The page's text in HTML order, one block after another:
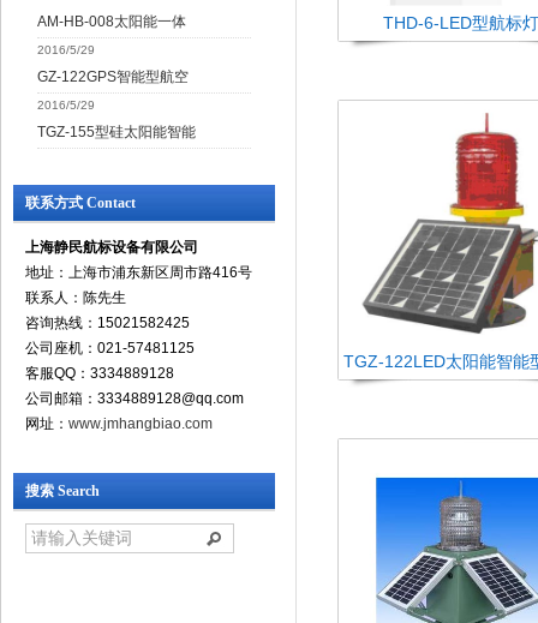
AM-HB-008太阳能一体
2016/5/29
GZ-122GPS智能型航空
2016/5/29
TGZ-155型硅太阳能智能
联系方式 Contact
上海静民航标设备有限公司
地址：上海市浦东新区周市路416号
联系人：陈先生
咨询热线：15021582425
公司座机：021-57481125
客服QQ：3334889128
公司邮箱：3334889128@qq.com
网址： www.jmhangbiao.com
搜索 Search
THD-6-LED型航标灯
TGZ-122LED太阳能智能